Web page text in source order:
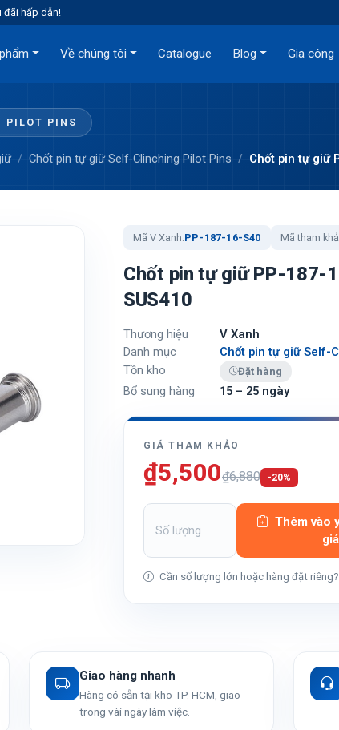
đãi hấp dẫn!
Về chúng tôi Catalogue Blog Gia công
PILOT PINS
Chốt pin tự giữ Self-Clinching Pilot Pins Chốt pin tự giữ
Mã V Xanh:PP-187-16-S40 Mã tham
Chốt pin tự giữ PP-187-
SUS410
Thương hiệu
V Xanh
Danh mục
Chốt pin tự giữ Self-
Tồn kho
Đặt hàng
Bổ sung hàng 15 – 25 ngày
GIÁ THAM KHẢO
₫5,500₫6,880 -20%
Thêm vào
giá
Cần số lượng lớn hoặc hàng đặt riêng?
Giao hàng nhanh
Hàng có sẵn tại kho TP. HCM, giao
trong vài ngày làm việc.